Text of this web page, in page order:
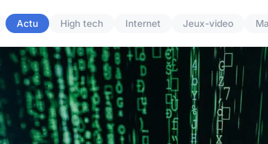
Actu High tech Internet Jeux-video